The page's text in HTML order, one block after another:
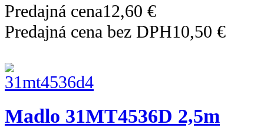
Predajná cena12,60 €
Predajná cena bez DPH10,50 €
Madlo 31MT4536D 2,5m